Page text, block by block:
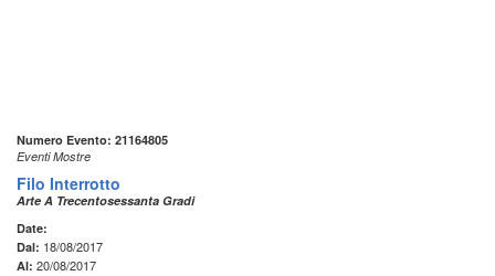
Numero Evento: 21164805
Eventi Mostre
Filo Interrotto
Arte A Trecentosessanta Gradi
Date:
Dal: 18/08/2017
Al: 20/08/2017